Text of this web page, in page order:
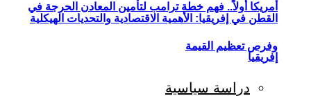
أمريكا أولاً.. فهم خطة ترامب لتأمين المعادن الحرجة في
إفريقيا
القطن في إفريقيا: الأهمية الاقتصادية والتحديات الهيكلية
وفرص تعظيم القيمة
دراسة سياسية